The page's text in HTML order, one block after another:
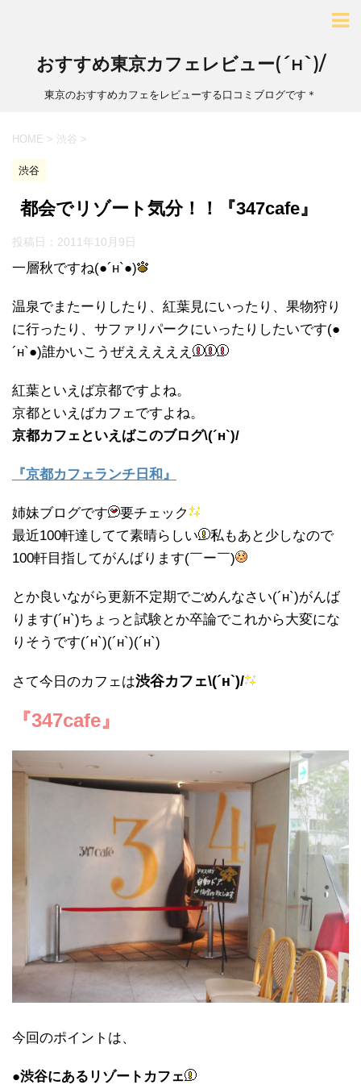
おすすめ東京カフェレビュー(´н`)/
東京のおすすめカフェをレビューする口コミブログです＊
HOME > 渋谷 >
渋谷
都会でリゾート気分！！『347cafe』
投稿日： 2011年10月9日
一層秋ですね(●´н`●)
温泉でまたーりしたり、紅葉見にいったり、果物狩り
に行ったり、サファリパークにいったりしたいです(●
´н`●)誰かいこうぜえええええ
紅葉といえば京都ですよね。
京都といえばカフェですよね。
京都カフェといえばこのブログ\(´н`)/
『京都カフェランチ日和』
姉妹ブログです
要チェック
最近100軒達してて素晴らしい
私もあと少しなので
100軒目指してがんばります(￣ー￣)
とか良いながら更新不定期でごめんなさい(´н`)がんば
ります(´н`)ちょっと試験とか卒論でこれから大変にな
りそうです(´н`)(´н`)(´н`)
さて今日のカフェは渋谷カフェ\(´н`)/
『347cafe』
今回のポイントは、
●渋谷にあるリゾートカフェ